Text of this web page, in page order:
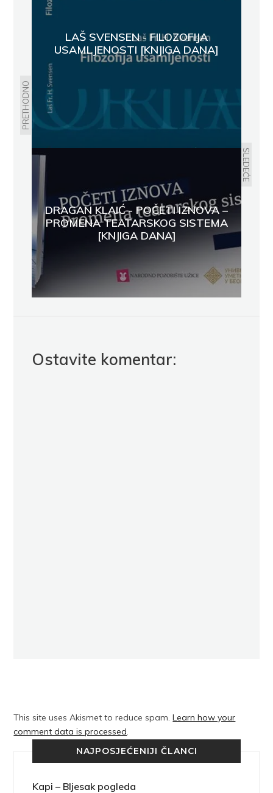
PRETHODNO
LAŠ SVENSEN - FILOZOFIJA
USAMLJENOSTI [KNJIGA DANA]
SLEDEĆE
DRAGAN KLAIĆ - POČETI IZNOVA –
PROMENA TEATARSKOG SISTEMA
[KNJIGA DANA]
Ostavite komentar:
This site uses Akismet to reduce spam.Learn how your
comment data is processed.
NAJPOSJEĆENIJI ČLANCI
Kapi – Bljesak pogleda